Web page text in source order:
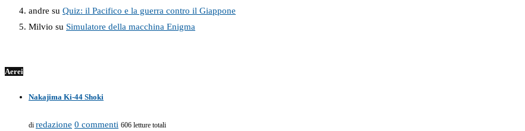
andre su Quiz: il Pacifico e la guerra contro il Giappone
Milvio su Simulatore della macchina Enigma
Aerei
Nakajima Ki-44 Shoki
di redazione 0 commenti 606 letture totali